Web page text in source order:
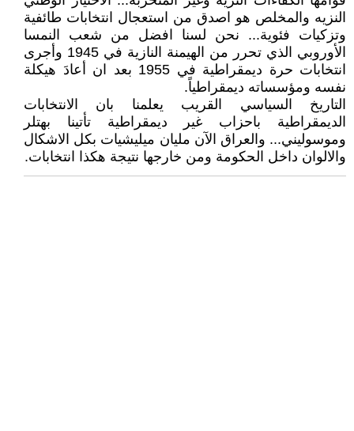
النزيه والمخلص هو اصدق من استعجال انتخابات طائفية
وتزكيات فئوية... نحن لسنا افضل من شعب النمسا
الأوروبي الذي تحرر من الهيمنة النازية في 1945 وأجرى
انتخابات حرة ديمقراطية في 1955 بعد ان أعادَ هيكلة
نفسه ومؤسساته ديمقراطياً.
التاريخ السياسي القريب يعلمنا بان الانتخابات
الديمقراطية باحزاب غير ديمقراطية تأتينا بهتلر
وموسوليني... والعراق الآن مليان ميليشيات بكل الاشكال
والالوان داخل الحكومة ومن خارجها نتيجة هكذا انتخابات.